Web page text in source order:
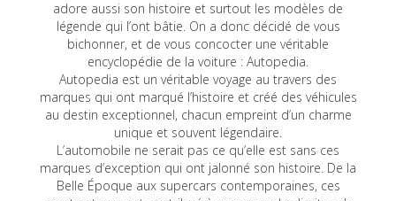
adore aussi son histoire et surtout les modèles de
légende qui l’ont bâtie. On a donc décidé de vous
bichonner, et de vous concocter une véritable
encyclopédie de la voiture : Autopedia.
Autopedia est un véritable voyage au travers des
marques qui ont marqué l’histoire et créé des véhicules
au destin exceptionnel, chacun empreint d’un charme
unique et souvent légendaire.
L’automobile ne serait pas ce qu’elle est sans ces
marques d’exception qui ont jalonné son histoire. De la
Belle Époque aux supercars contemporaines, ces